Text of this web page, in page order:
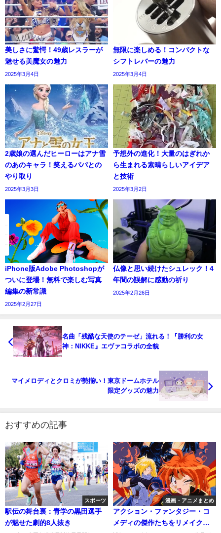
美しさに驚愕！49歳レスラーが
魅せる美魔女の魅力
2025年3月4日
無限に楽しめる！コンパクトな
シフトレバーの魅力
2025年3月4日
2歳娘の選んだヒーローはアナ雪
のあのキャラ！笑えるパパとの
やり取り
2025年3月3日
予想外の進化！大量のはぎれか
ら生まれる素晴らしいアイデア
と技術
2025年3月2日
iPhone版Adobe Photoshopが
ついに登場！無料で楽しむ写真
編集の新常識
2025年2月27日
仏像と思い続けたシュレック！4
年間の誤解に感動の祈り
2025年2月26日
名曲「残酷な天使のテーゼ」流れる！『勝利の女
神：NIKKE』エヴァコラボの全貌
マイメロディとクロミが勢揃い！東京ドームホテル
限定グッズの魅力
おすすめの記事
スポーツ
駅伝の舞台裏：青学の黒田選手
が魅せた劇的8人抜き
漫画・アニメまとめ
アクション・ファンタジー・コ
メディの傑作たちをリメイク！